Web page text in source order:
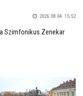
2026.08.04. 15:52
Szimfonikus Zenekar